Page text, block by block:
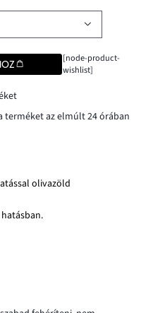
[node-product-
wishlist]
terméket az elmúlt 24 órában
olivazöld